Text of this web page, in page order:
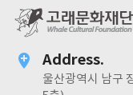
Address.
울산광역시 남구